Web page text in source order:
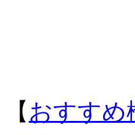
【 おすすめ